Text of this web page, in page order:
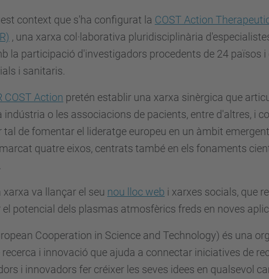
context que s'ha configurat la COST Action
, una xarxa col·laborativa pluridisciplinària
la participació d'investigadors procedents de 24 països
i sanitaris.
COST Action pretén establir una xarxa sinèrgica que
indústria o les associacions de pacients, entre d'altres, i
tal de fomentar el lideratge europeu en un àmbit
quatre eixos, centrats també en els fonaments
xarxa va llançar el seu nou lloc web i xarxes socials, que
el potencial dels plasmas atmosfèrics freds en noves
Cooperation in Science and Technology) és una
recerca i innovació que ajuda a connectar iniciatives de
i innovadors fer créixer les seves idees en qualsevol